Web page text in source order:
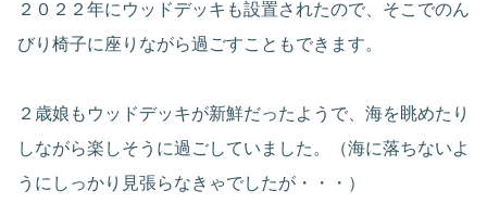
２０２２年にウッドデッキも設置されたので、そこでのん
びり椅子に座りながら過ごすこともできます。
２歳娘もウッドデッキが新鮮だったようで、海を眺めたり
しながら楽しそうに過ごしていました。（海に落ちないよ
うにしっかり見張らなきゃでしたが・・・）